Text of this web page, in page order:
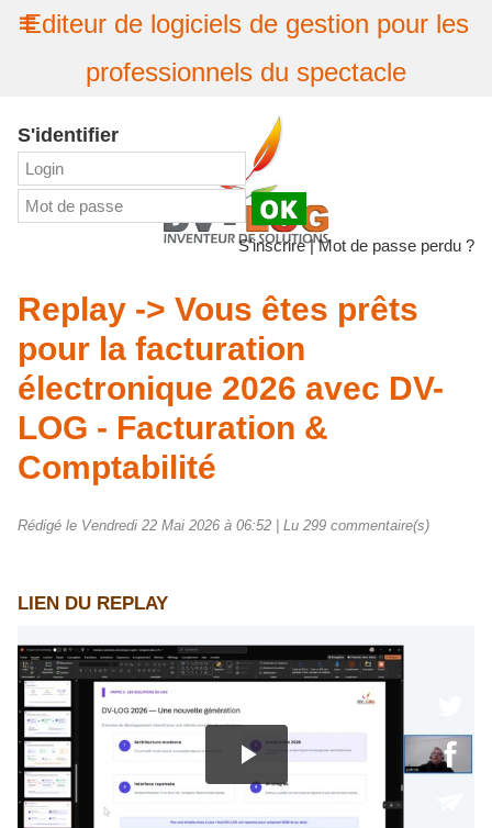
Editeur de logiciels de gestion pour les
professionnels du spectacle
S'identifier
S'inscrire |Mot de passe perdu ?
Replay -> Vous êtes prêts
pour la facturation
électronique 2026 avec DV-
LOG - Facturation &
Comptabilité
Rédigé le Vendredi 22 Mai 2026 à 06:52 | Lu 299 commentaire(s)
LIEN DU REPLAY